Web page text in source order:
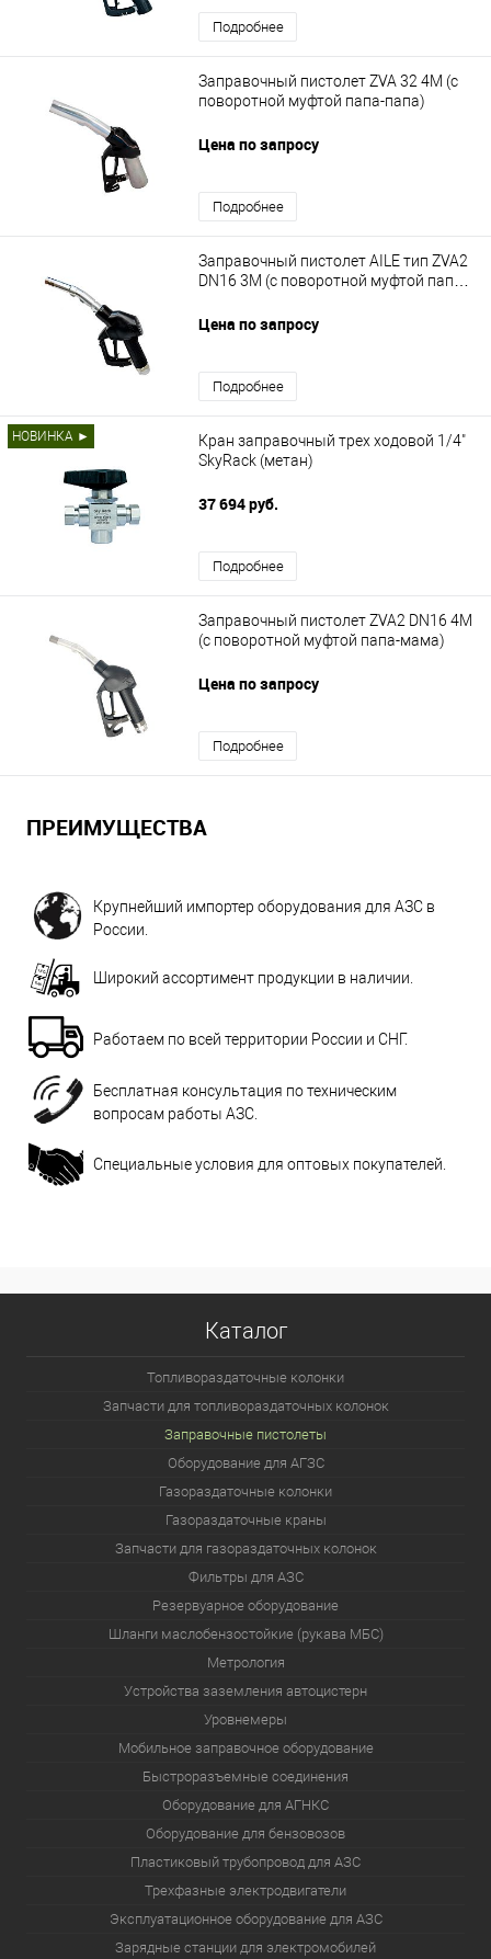
Подробнее
Заправочный пистолет ZVA 32 4М (с
поворотной муфтой папа-папа)
Цена по запросу
Подробнее
Заправочный пистолет AILE тип ZVA2
DN16 3M (c поворотной муфтой папа-
Цена по запросу
Подробнее
НОВИНКА ►
Кран заправочный трех ходовой 1/4"
SkyRack (метан)
37 694 руб.
Подробнее
Заправочный пистолет ZVA2 DN16 4M
(с поворотной муфтой папа-мама)
Цена по запросу
Подробнее
ПРЕИМУЩЕСТВА
Крупнейший импортер оборудования для АЗС в
России.
Широкий ассортимент продукции в наличии.
Работаем по всей территории России и СНГ.
Бесплатная консультация по техническим
вопросам работы АЗС.
Специальные условия для оптовых покупателей.
Каталог
Топливораздаточные колонки
Запчасти для топливораздаточных колонок
Заправочные пистолеты
Оборудование для АГЗС
Газораздаточные колонки
Газораздаточные краны
Запчасти для газораздаточных колонок
Фильтры для АЗС
Резервуарное оборудование
Шланги маслобензостойкие (рукава МБС)
Метрология
Устройства заземления автоцистерн
Уровнемеры
Мобильное заправочное оборудование
Быстроразъемные соединения
Оборудование для АГНКС
Оборудование для бензовозов
Пластиковый трубопровод для АЗС
Трехфазные электродвигатели
Эксплуатационное оборудование для АЗС
Зарядные станции для электромобилей